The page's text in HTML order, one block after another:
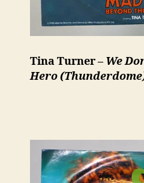
Tina Turner – We
Hero